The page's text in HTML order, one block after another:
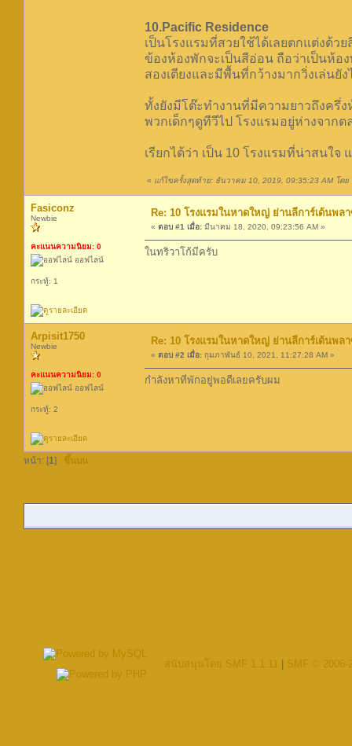
10.Pacific Residence
เป็นโรงแรมที่สวยใช้ได้เลยตกแต่งด้ว
ข้องห้องพักจะเป็นสีอ่อน ถือว่าเป็นห้อ
สองเตียงและมีพื้นที่กว้างมากวิ่งเล่นยัง
ทั้งยังมีโต๊ะทำงานที่มีความยาวถึงครึ่
พวกเด็กๆดูทีวีไป โรงแรมอยู่ห่างจาก
เรียกได้ว่า เป็น 10 โรงแรมที่น่าสนใจ
« แก้ไขครั้งสุดท้าย: ธันวาคม 10, 2019, 09:35:23 AM โดย
Fasiconz
Newbie
คะแนนความนิยม: 0
ออฟไลน์
กระทู้: 1
Re: 10 โรงแรมในหาดใหญ่ ย่านลีการ์เด้นพล
« ตอบ #1 เมื่อ: มีนาคม 18, 2020, 09:23:56 AM »
ในทริวาโก้มีครับ
Arpisit1750
Newbie
คะแนนความนิยม: 0
ออฟไลน์
กระทู้: 2
Re: 10 โรงแรมในหาดใหญ่ ย่านลีการ์เด้นพล
« ตอบ #2 เมื่อ: กุมภาพันธ์ 10, 2021, 11:27:28 AM »
กำลังหาที่พักอยู่พอดีเลยครับผม
หน้า: [1] ขึ้นบน
สนับสนุนโดย SMF 1.1.11 SMF © 2006-